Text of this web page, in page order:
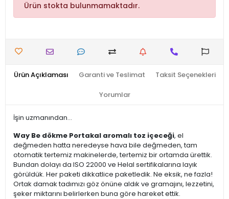
Ürün stokta bulunmamaktadır.
Ürün Açıklaması Garanti ve Teslimat Taksit Seçenekleri
Yorumlar
İşin uzmanından...
Way Be dökme Portakal aromalı toz içeceği, el
değmeden hatta neredeyse hava bile değmeden, tam
otomatik tertemiz makinelerde, tertemiz bir ortamda ürettik.
Bundan dolayı da ISO 22000 ve Helal sertifikalarına layık
görüldük. Her paketi dikkatlice paketledik. Ne eksik, ne fazla!
Ortak damak tadımızı göz önüne aldık ve gramajını, lezzetini,
şeker miktarını belirlerken buna göre hareket ettik.